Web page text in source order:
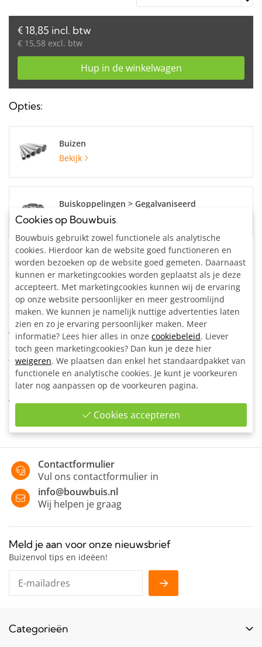
€ 18,85 incl. btw
€ 15,58 excl. btw
Hup in de winkelwagen
Opties:
Buizen
Bekijk
Buiskoppelingen > Gegalvaniseerd
Bekijk
Specificaties
Materiaal:
Staal, gegalvaniseerd
Buisdiameter:
42.4 mm
Kleur:
Zilvergrijs
Artikelnummer:
204203
Omschrijving
Boeiboordbevestiging met horizontale bevestiging
van vertikale stijlen aan wand, borstwering en trapwand.
Contactformulier
Vul ons contactformulier in
info@bouwbuis.nl
Wij helpen je graag
Meld je aan voor onze nieuwsbrief
Buizenvol tips en ideëen!
Categorieën
Cookies op Bouwbuis.
Bouwbuis gebruikt zowel functionele als analytische
cookies. Hierdoor kan de website goed functioneren en
worden bezoeken op de website goed gemeten. Daarnaast
kunnen er marketingcookies worden geplaatst als je deze
accepteert. Met marketingcookies kunnen wij de ervaring
op onze website persoonlijker en meer gestroomlijnd
maken. We kunnen je namelijk nuttige advertenties laten
zien en zo je ervaring persoonlijker maken. Meer
informatie? Lees hier alles in onze cookiebeleid. Liever
toch geen marketingcookies? Dan kun je deze hier
weigeren. We plaatsen dan enkel het standaardpakket van
functionele en analytische cookies. Je kunt je voorkeuren
later nog aanpassen op de voorkeuren pagina.
Cookies accepteren